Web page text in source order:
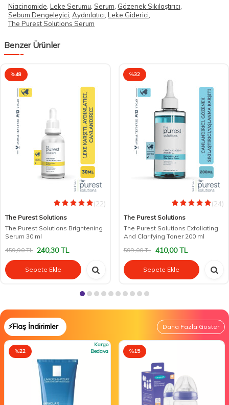
Niacinamide, Leke Serumu, Serum, Gözenek Sıkılaştırıcı,
Sebum Dengeleyici, Aydınlatıcı, Leke Giderici,
The Purest Solutions Serum
Benzer Ürünler
%48
(22)
The Purest Solutions
The Purest Solutions Brightening
Serum 30 ml
459,90TL 240,30TL
Sepete Ekle
%32
(24)
The Purest Solutions
The Purest Solutions Exfoliating
And Clarifying Toner 200 ml
599,00TL 410,00TL
Sepete Ekle
⚡Flaş İndirimler Daha Fazla Göster
%22
Kargo
Bedava
%15